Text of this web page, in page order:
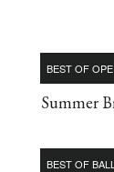
BEST OF
Summer
BEST OF